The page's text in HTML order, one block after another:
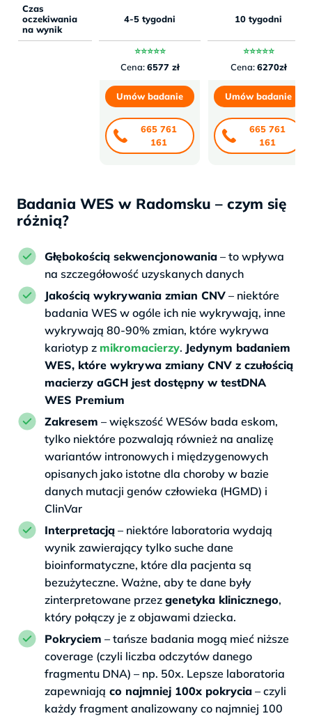
Czas
oczekiwania
na wynik
4-5 tygodni 10 tygodni
⭐⭐⭐⭐⭐
Cena:6577 zł
⭐⭐⭐⭐⭐
Cena:6270zł
Umów badanie
665 761
161
Umów badanie
665 761
161
Badania WES w Radomsku – czym się
różnią?
Głębokością sekwencjonowania – to wpływa
na szczegółowość uzyskanych danych
Jakością wykrywania zmian CNV – niektóre
badania WES w ogóle ich nie wykrywają, inne
wykrywają 80-90% zmian, które wykrywa
kariotyp z mikromacierzy. Jedynym badaniem
WES, które wykrywa zmiany CNV z czułością
macierzy aGCH jest dostępny w testDNA
WES Premium
Zakresem – większość WESów bada eskom,
tylko niektóre pozwalają również na analizę
wariantów intronowych i międzygenowych
opisanych jako istotne dla choroby w bazie
danych mutacji genów człowieka (HGMD) i
ClinVar
Interpretacją – niektóre laboratoria wydają
wynik zawierający tylko suche dane
bioinformatyczne, które dla pacjenta są
bezużyteczne. Ważne, aby te dane były
zinterpretowane przez genetyka klinicznego,
który połączy je z objawami dziecka.
Pokryciem – tańsze badania mogą mieć niższe
coverage (czyli liczba odczytów danego
fragmentu DNA) – np. 50x. Lepsze laboratoria
zapewniają co najmniej 100x pokrycia – czyli
każdy fragment analizowany co najmniej 100